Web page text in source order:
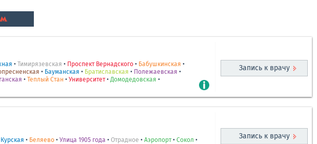
• Тимирязевская • Проспект Вернадского • Бабушкинская •
• Бауманская • Братиславская • Полежаевская •
• Теплый Стан • Университет• Домодедовская •
Запись к врачу
Курская • Беляево • Улица 1905 года • Отрадное • Аэропорт• Сокол •
Запись к врачу